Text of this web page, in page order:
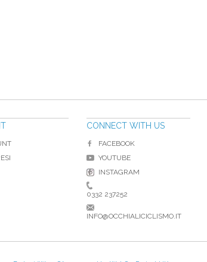
CONNECT WITH US
FACEBOOK
YOUTUBE
INSTAGRAM
0332 237252
INFO@OCCHIALICICLISMO.IT